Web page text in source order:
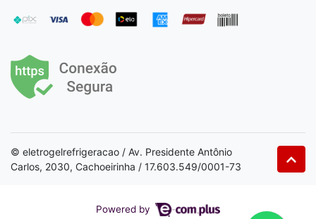
© eletrogelrefrigeracao / Av. Presidente Antônio
Carlos, 2030, Cachoeirinha / 17.603.549/0001-73
Powered by